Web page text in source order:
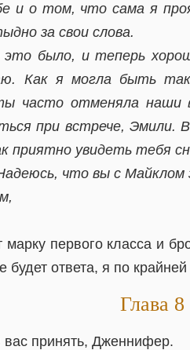
и о том, что сама я
за свои слова.
это было, и теперь
Как я могла быть
часто отменяла наши
при встрече, Эмили.
приятно увидеть тебя
что вы с Майклом
первого класса и
ответа, я по
Глава 8
вас принять, Дженнифер.